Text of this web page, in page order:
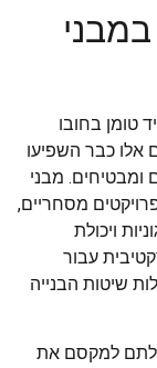
טומן בחובו
אלו כבר השפיעו
ומבטיחים. מבני
מסחריים,
ויכולת
עבור
שיטות הבנייה
למקסם את